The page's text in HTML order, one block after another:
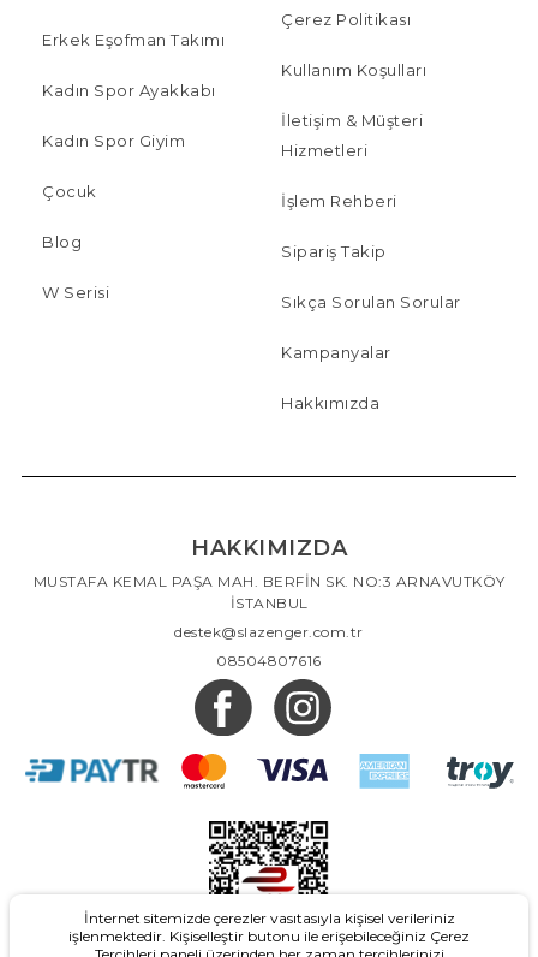
Erkek Eşofman Takımı
Kadın Spor Ayakkabı
Kadın Spor Giyim
Çocuk
Blog
W Serisi
Çerez Politikası
Kullanım Koşulları
İletişim & Müşteri
Hizmetleri
İşlem Rehberi
Sipariş Takip
Sıkça Sorulan Sorular
Kampanyalar
Hakkımızda
HAKKIMIZDA
MUSTAFA KEMAL PAŞA MAH. BERFİN SK. NO:3 ARNAVUTKÖY
İSTANBUL
destek@slazenger.com.tr
08504807616
İnternet sitemizde çerezler vasıtasıyla kişisel verileriniz
işlenmektedir. Kişiselleştir butonu ile erişebileceğiniz Çerez